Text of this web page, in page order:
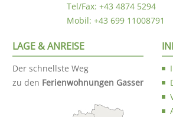
Tel/Fax: +43 4874 5294
Mobil: +43 699 11008791
LAGE & ANREISE
Der schnellste Weg
zu den Ferienwohnungen Gasser